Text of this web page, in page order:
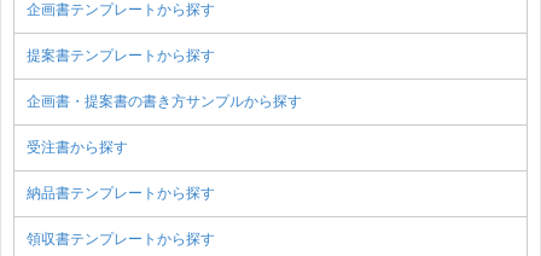
企画書テンプレートから探す
提案書テンプレートから探す
企画書・提案書の書き方サンプルから探す
受注書から探す
納品書テンプレートから探す
領収書テンプレートから探す